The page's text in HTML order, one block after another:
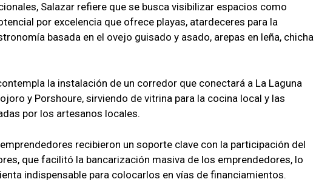
Salazar refiere que se busca visibilizar espacios como
por excelencia que ofrece playas, atardeceres para la
basada en el ovejo guisado y asado, arepas en leña, chicha
la instalación de un corredor que conectará a La Laguna
y Porshoure, sirviendo de vitrina para la cocina local y las
por los artesanos locales.
recibieron un soporte clave con la participación del
que facilitó la bancarización masiva de los emprendedores, lo
indispensable para colocarlos en vías de financiamientos.